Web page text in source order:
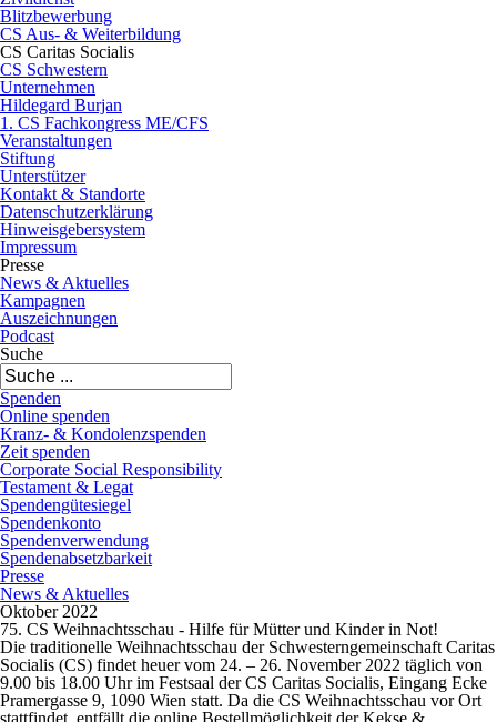
Blitzbewerbung
CS Aus- & Weiterbildung
CS Caritas Socialis
CS Schwestern
Unternehmen
Hildegard Burjan
1. CS Fachkongress ME/CFS
Veranstaltungen
Stiftung
Unterstützer
Kontakt & Standorte
Datenschutzerklärung
Hinweisgebersystem
Impressum
Presse
News & Aktuelles
Kampagnen
Auszeichnungen
Podcast
Suche
Spenden
Online spenden
Kranz- & Kondolenzspenden
Zeit spenden
Corporate Social Responsibility
Testament & Legat
Spendengütesiegel
Spendenkonto
Spendenverwendung
Spendenabsetzbarkeit
Presse
News & Aktuelles
Oktober 2022
75. CS Weihnachtsschau - Hilfe für Mütter und Kinder in Not!
Die traditionelle Weihnachtsschau der Schwesterngemeinschaft Caritas
Socialis (CS) findet heuer vom 24. – 26. November 2022 täglich von
9.00 bis 18.00 Uhr im Festsaal der CS Caritas Socialis, Eingang Ecke
Pramergasse 9, 1090 Wien statt. Da die CS Weihnachtsschau vor Ort